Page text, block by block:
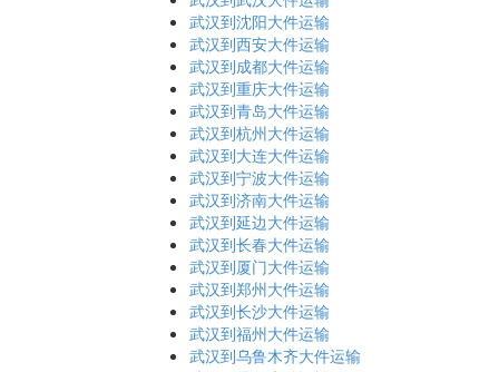
武汉到沈阳大件运输
武汉到西安大件运输
武汉到成都大件运输
武汉到重庆大件运输
武汉到青岛大件运输
武汉到杭州大件运输
武汉到大连大件运输
武汉到宁波大件运输
武汉到济南大件运输
武汉到延边大件运输
武汉到长春大件运输
武汉到厦门大件运输
武汉到郑州大件运输
武汉到长沙大件运输
武汉到福州大件运输
武汉到乌鲁木齐大件运输